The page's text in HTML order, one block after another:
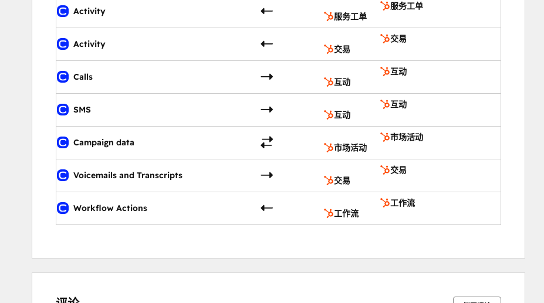
Activity
服务工单
服务工单
Activity
交易
交易
Calls
互动
互动
SMS
互动
互动
Campaign data
市场活动
市场活动
Voicemails and Transcripts
交易
交易
Workflow Actions
工作流
工作流
成
成
成
成